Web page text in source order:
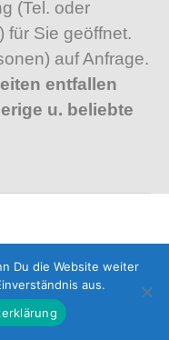
(Tel. oder
für Sie geöffnet.
auf Anfrage.
entfallen
u. beliebte
Du die Website weiter
aus.